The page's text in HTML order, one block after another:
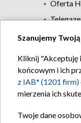
Oferta
Szanujemy
Kliknij "Akceptuję
końcowym i ich
z IAB* (1201 firm)
mierzenia ich
Twoje dane